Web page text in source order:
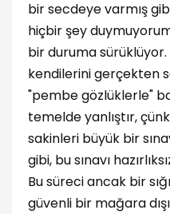
bir secdeye varmış
hiçbir şey
bir duruma sürüklüyor.
kendilerini gerçekten
"pembe gözlüklerle"
temelde yanlıştır,
sakinleri büyük bir
gibi, bu sınavı
Bu süreci ancak bir
güvenli bir mağara